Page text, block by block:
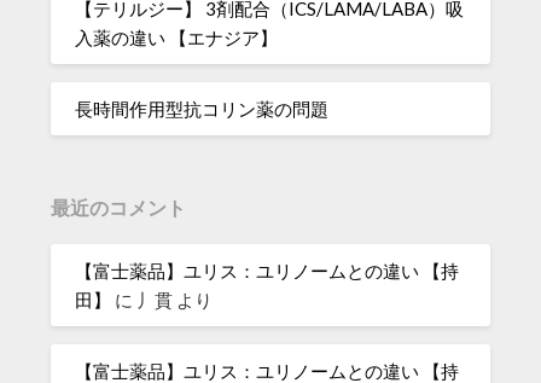
【テリルジー】 3剤配合（ICS/LAMA/LABA）吸
入薬の違い 【エナジア】
長時間作用型抗コリン薬の問題
最近のコメント
【富士薬品】ユリス：ユリノームとの違い 【持
田】
に 丿貫 より
【富士薬品】ユリス：ユリノームとの違い 【持